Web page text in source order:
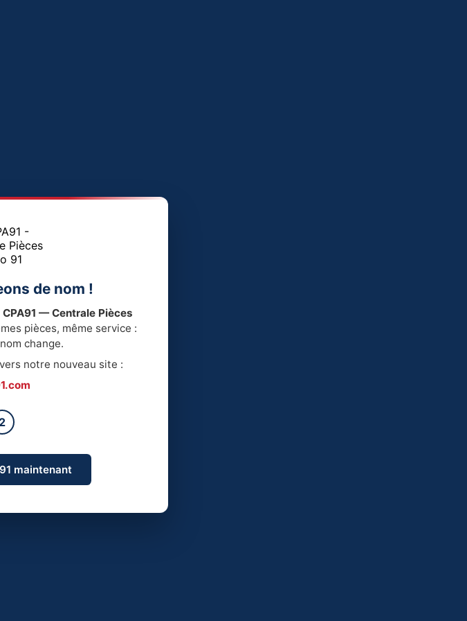
de nom !
CPA91 — Centrale Pièces
pièces, même service :
change.
notre nouveau site :
2
maintenant